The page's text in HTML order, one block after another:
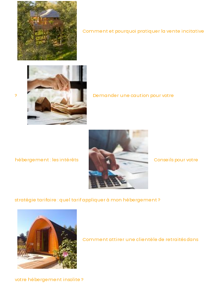
Comment et pourquoi pratiquer la vente incitative
? Demander une caution pour votre
hébergement : les intérêts Conseils pour votre
stratégie tarifaire : quel tarif appliquer à mon hébergement ?
Comment attirer une clientèle de retraités dans
votre hébergement insolite ?